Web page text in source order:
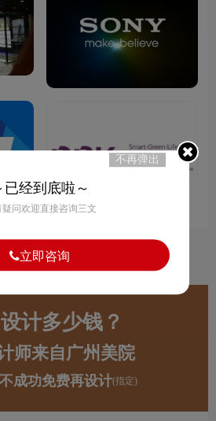
1
计多少钱？
师来自广州美院
成功免费再设计(指定)
不再弹出
已经到底啦～
疑问欢迎直接咨询三文
立即咨询